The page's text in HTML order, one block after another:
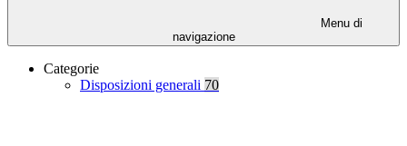
Menu di
navigazione
Categorie
Disposizioni generali 70